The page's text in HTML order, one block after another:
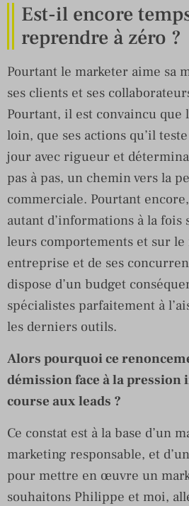
Est-il encore
reprendre à zéro ?
Pourtant le marketer aime sa
ses clients et ses
Pourtant, il est convaincu que
loin, que ses actions qu’il
jour avec rigueur et
pas à pas, un chemin vers la
commerciale. Pourtant
autant d’informations à la fois
leurs comportements et sur le
entreprise et de ses
dispose d’un budget
spécialistes parfaitement à
les derniers outils.
Alors pourquoi ce
démission face à la pression
course aux leads ?
Ce constat est à la base d’un
marketing responsable, et
pour mettre en œuvre un
souhaitons Philippe et moi,